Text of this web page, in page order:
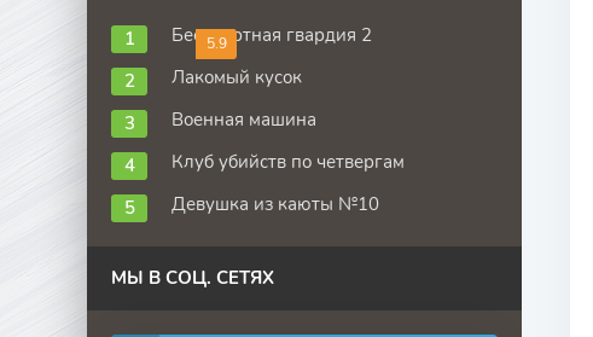
5.9
Бессмертная гвардия 2
Лакомый кусок
Военная машина
Клуб убийств по четвергам
Девушка из каюты №10
МЫ В СОЦ. СЕТЯХ